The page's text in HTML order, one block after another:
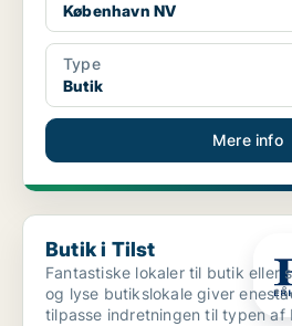
København NV
Type
Butik
Mere info
Butik i Tilst
Butik i Tilst
Fantastiske lokaler til butik eller
og lyse butikslokale giver